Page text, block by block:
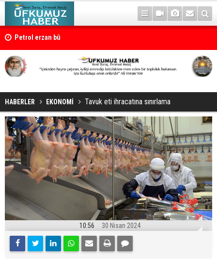
Petrol erzan bû
HABERLER EKONOMİ Tavuk eti ihracatına sınırlama
10:56 30 Nisan 2024